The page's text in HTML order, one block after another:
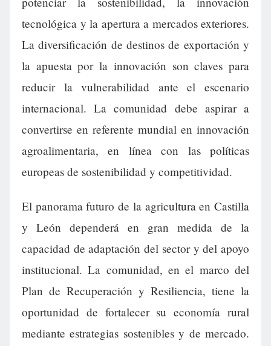
tecnológica y la apertura a mercados exteriores.
La diversificación de destinos de exportación y
la apuesta por la innovación son claves para
reducir la vulnerabilidad ante el escenario
internacional. La comunidad debe aspirar a
convertirse en referente mundial en innovación
agroalimentaria, en línea con las políticas
europeas de sostenibilidad y competitividad.
El panorama futuro de la agricultura en Castilla
y León dependerá en gran medida de la
capacidad de adaptación del sector y del apoyo
institucional. La comunidad, en el marco del
Plan de Recuperación y Resiliencia, tiene la
oportunidad de fortalecer su economía rural
mediante estrategias sostenibles y de mercado.